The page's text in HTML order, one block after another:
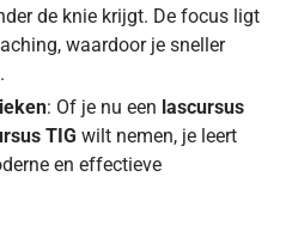
de knie krijgt. De focus ligt
waardoor je sneller
: Of je nu een lascursus
TIG wilt nemen, je leert
en effectieve